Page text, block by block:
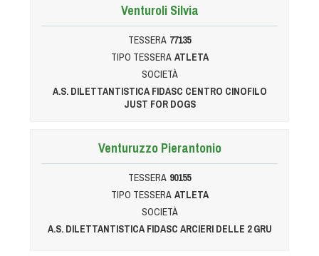
Venturoli Silvia
TESSERA 77135
TIPO TESSERA ATLETA
SOCIETÀ
A.S. DILETTANTISTICA FIDASC CENTRO CINOFILO
JUST FOR DOGS
Venturuzzo Pierantonio
TESSERA 90155
TIPO TESSERA ATLETA
SOCIETÀ
A.S. DILETTANTISTICA FIDASC ARCIERI DELLE 2 GRU
English e Training Sporting
Tiro a Palla
Tiro con l'arco da caccia
Field Target
Paintball
Softair